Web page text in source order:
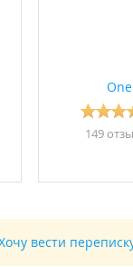
One
149
вести